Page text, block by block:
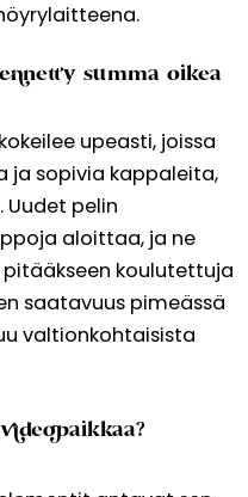
summa oikea
upeasti, joissa
ja sopivia kappaleita,
pelin
aloittaa, ja ne
koulutettuja
saatavuus pimeässä
valtionkohtaisista